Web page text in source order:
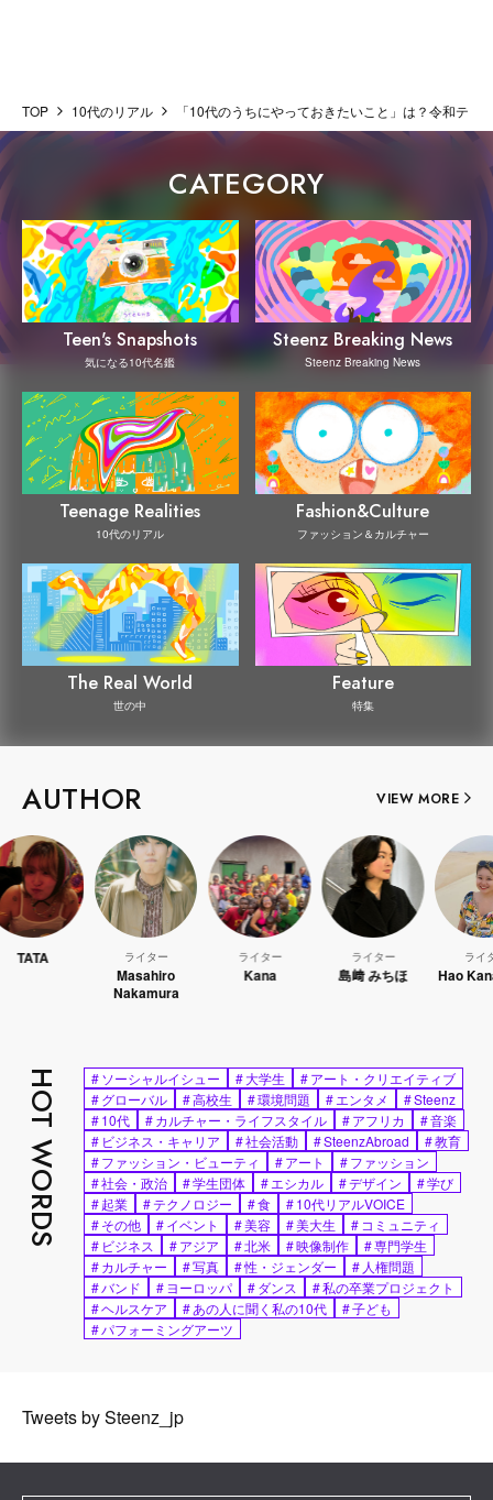
TOP 10代のリアル 「10代のうちにやっておきたいこと」は？令和テ
CATEGORY
Teen's Snapshots
気になる10代名鑑
Steenz Breaking News
Steenz Breaking News
Teenage Realities
10代のリアル
Fashion&Culture
ファッション＆カルチャー
The Real World
世の中
Feature
特集
AUTHOR VIEW MORE
Nakamura
島﨑 みちほ Hao Kanayama
HOT WORDS #ソーシャルイシュー #大学生 #アート・クリエイティブ
#グローバル #高校生 #環境問題 #エンタメ #Steenz
#10代 #カルチャー・ライフスタイル #アフリカ #音楽
# ビジネス・キャリア #社会活動 #SteenzAbroad #教育
#ファッション・ビューティ #アート #ファッション
#社会・政治 #学生団体 #エシカル #デザイン #学び
#起業 #テクノロジー #食 #10代リアルVOICE
#その他 #イベント #美容 #美大生 # コミュニティ
# ビジネス #アジア #北米 #映像制作 #専門学生
#カルチャー #写真 #性・ジェンダー # 人権問題
#バンド #ヨーロッパ #ダンス #私の卒業プロジェクト
#ヘルスケア #あの人に聞く私の10代 #子ども
#パフォーミングアーツ
Tweets by Steenz_jp